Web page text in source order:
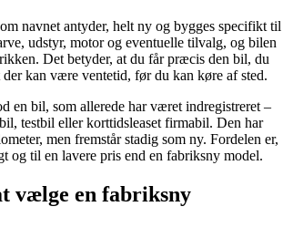
navnet antyder, helt ny og bygges specifikt til
udstyr, motor og eventuelle tilvalg, og bilen
Det betyder, at du får præcis den bil, du
der kan være ventetid, før du kan køre af sted.
en bil, som allerede har været indregistreret –
testbil eller korttidsleaset firmabil. Den har
men fremstår stadig som ny. Fordelen er,
og til en lavere pris end en fabriksny model.
vælge en fabriksny